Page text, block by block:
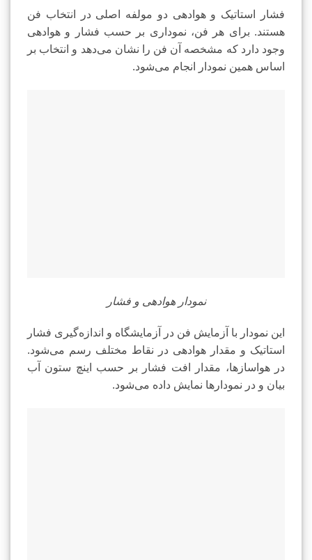
فشار استاتیک و هوادهی دو مولفه اصلی در انتخاب فن
هستند. برای هر فن، نموداری بر حسب فشار و هوادهی
وجود دارد که مشخصه آن فن را نشان می‌دهد و انتخاب بر
اساس همین نمودار انجام می‌شود.
نمودار هوادهی و فشار
این نمودار با آزمایش فن در آزمایشگاه و اندازه‌گیری فشار
استاتیک و مقدار هوادهی در نقاط مختلف رسم می‌شود.
در هواسازها، مقدار افت فشار بر حسب اینچ ستون آب
بیان و در نمودارها نمایش داده می‌شود.